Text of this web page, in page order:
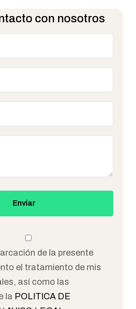
con nosotros
de la presente
el tratamiento de mis
así como las
la POLITICA DE